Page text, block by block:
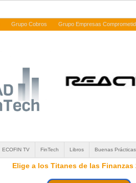
Grupo Cobros Grupo Empresas
ECOFIN TV FinTech Libros Buenas Prácticas
Elige a los Titanes de las Finanzas